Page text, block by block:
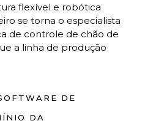
flexível e robótica
se torna o especialista
de controle de chão de
a linha de produção
DE
DA